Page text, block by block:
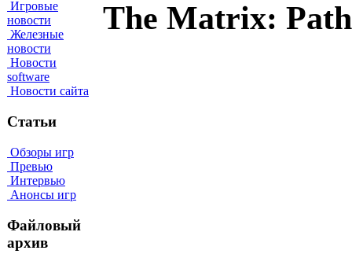
Игровые
новости
Железные
новости
Новости
software
Новости сайта
Статьи
Обзоры игр
Превью
Интервью
Анонсы игр
Файловый
архив
The Matrix: Path